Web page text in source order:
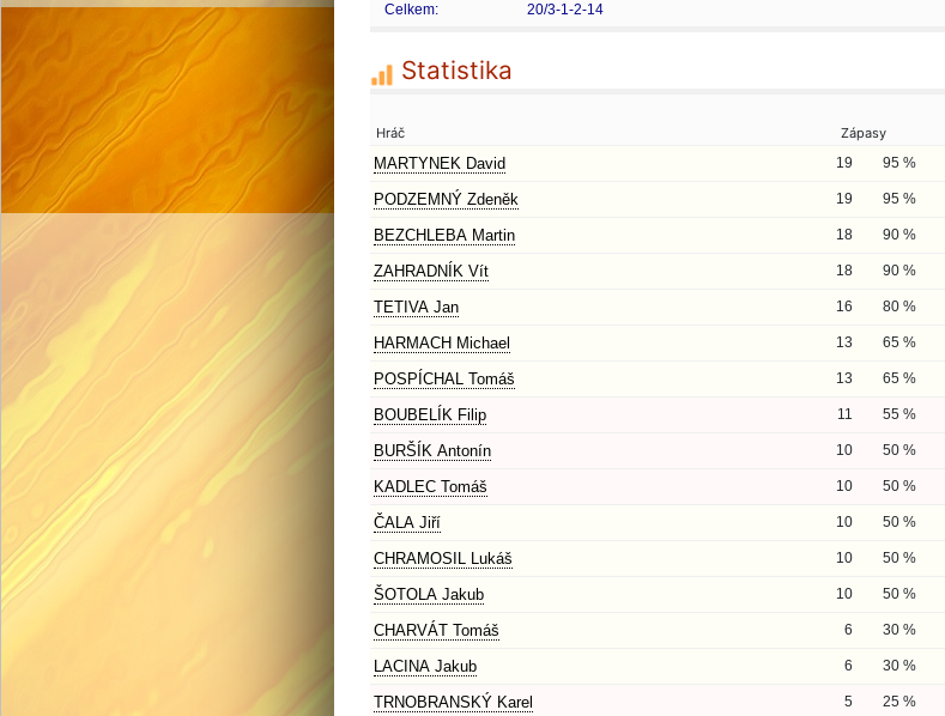
Celkem: 20/3-1-2-14
Statistika
Hráč Zápasy
MARTYNEK David 19 95 %
PODZEMNÝ Zdeněk 19 95 %
BEZCHLEBA Martin 18 90 %
ZAHRADNÍK Vít 18 90 %
TETIVA Jan 16 80 %
HARMACH Michael 13 65 %
POSPÍCHAL Tomáš 13 65 %
BOUBELÍK Filip 11 55 %
BURŠÍK Antonín 10 50 %
KADLEC Tomáš 10 50 %
ČALA Jiří 10 50 %
CHRAMOSIL Lukáš 10 50 %
ŠOTOLA Jakub 10 50 %
CHARVÁT Tomáš 6 30 %
LACINA Jakub 6 30 %
TRNOBRANSKÝ Karel 5 25 %